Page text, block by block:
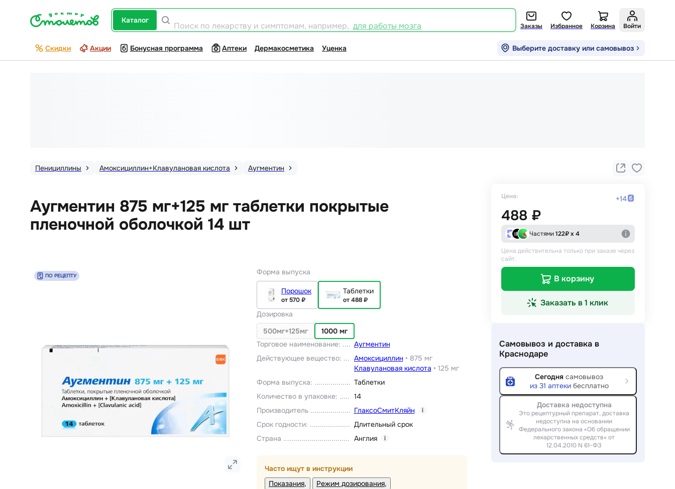
каталог
Поиск по лекарству и симптомам, например, для работы мозга Заказы Избранное Корзина Войти
Скидки Акции Бонусная программа Аптеки Дермакосметика Уценка Выберите доставку или самовывоз
Пенициллины Амоксициллин+Клавулановая кислота Аугментин
Аугментин 875 мг+125 мг таблетки покрытые
пленочной оболочкой 14 шт
ПО РЕЦЕПТУ Форма выпуска
Порошок
от 570 ₽
Таблетки
от 488 ₽
Дозировка
500мг+125мг
1000 мг
Торговое наименование:
Аугментин
Действующее вещество: Амоксициллин • 875 мг
Клавулановая кислота • 125 мг
Форма выпуска:
Таблетки
Количество в упаковке:
14
Производитель
ГлаксоСмитКляйн i
Срок годности:
Длительный срок
Страна
Англия i
Часто ищут в инструкции
Показания
Режим дозирования
Цена: +14
488 ₽
Частями122₽ х 4
Цена действительна только при заказе через
сайт.
В корзину
Заказать в 1 клик
Самовывоз и доставка в
Краснодаре
Сегодня самовывоз
из 31 аптекибесплатно
Доставка недоступна
Это рецептурный препарат, доставка
недоступна на основании
Федерального закона «Об обращении
лекарственных средств» от
12.04.2010 N 61-ФЗ